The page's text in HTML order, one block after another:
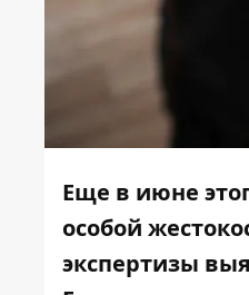
Еще в июне
особой
экспертизы